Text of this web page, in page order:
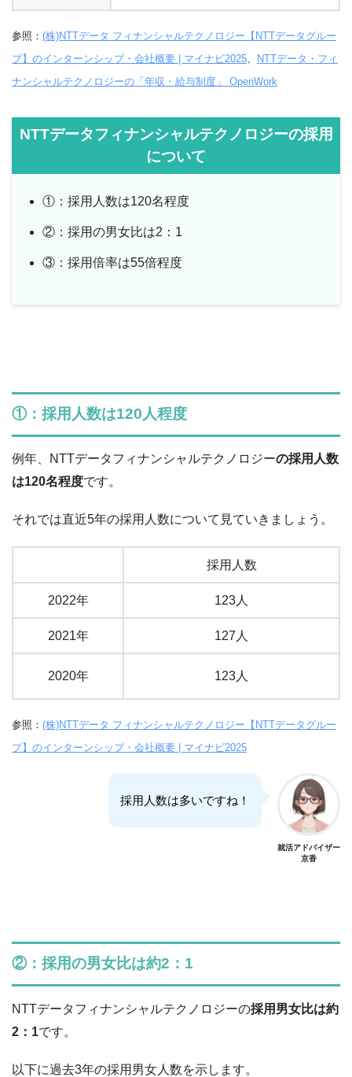
参照： (株)NTTデータ フィナンシャルテクノロジー【NTTデータグルー
プ】のインターンシップ・会社概要 | マイナビ2025
NTTデータ・フィ
ナンシャルテクノロジーの「年収・給与制度」 OpenWork
NTTデータフィナンシャルテクノロジーの採用
について
①：採用人数は120名程度
②：採用の男女比は2：1
③：採用倍率は55倍程度
①：採用人数は120人程度
例年、NTTデータフィナンシャルテクノロジーの採用人数
は120名程度です。
それでは直近5年の採用人数について見ていきましょう。
採用人数
2022年 123人
2021年 127人
2020年 123人
参照： (株)NTTデータ フィナンシャルテクノロジー【NTTデータグルー
プ】のインターンシップ・会社概要 | マイナビ2025
採用人数は多いですね！
就活アドバイザー
京香
②：採用の男女比は約2：1
NTTデータフィナンシャルテクノロジーの採用男女比は約
2：1です。
以下に過去3年の採用男女人数を示します。